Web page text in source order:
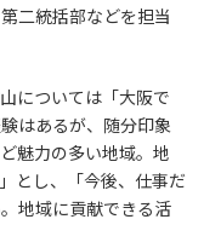
二統括部などを担当
については「大阪で
はあるが、随分印象
魅力の多い地域。地
とし、「今後、仕事だ
地域に貢献できる活